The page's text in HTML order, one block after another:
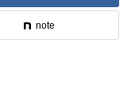
note